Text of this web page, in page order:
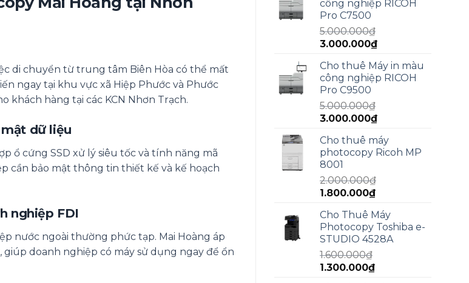
di chuyển từ trung tâm Biên Hòa có thể mất
ngay tại khu vực xã Hiệp Phước và Phước
khách hàng tại các KCN Nhơn Trạch.
dữ liệu
ổ cứng SSD xử lý siêu tốc và tính năng mã
cần bảo mật thông tin thiết kế và kế hoạch
nghiệp FDI
nước ngoài thường phức tạp. Mai Hoàng áp
doanh nghiệp có máy sử dụng ngay để ổn
5.950.000₫. là:
công nghiệp RICOH
Pro C7500
5.000.000₫
Giá
là:
5.000.000₫.
3.000.000₫Giá
tại
là:
Cho thuê Máy in màu
công nghiệp RICOH
Pro C9500
5.000.000₫
Giá
là:
5.000.000₫.
3.000.000₫Giá
tại
là:
Cho thuê máy
photocopy Ricoh MP
8001
2.000.000₫
Giá
là:
2.000.000₫.
1.800.000₫Giá
tại
là:
1.800.000₫.
Cho Thuê Máy
Photocopy Toshiba e-
STUDIO 4528A
1.600.000₫
Giá
1.300.000₫Giá